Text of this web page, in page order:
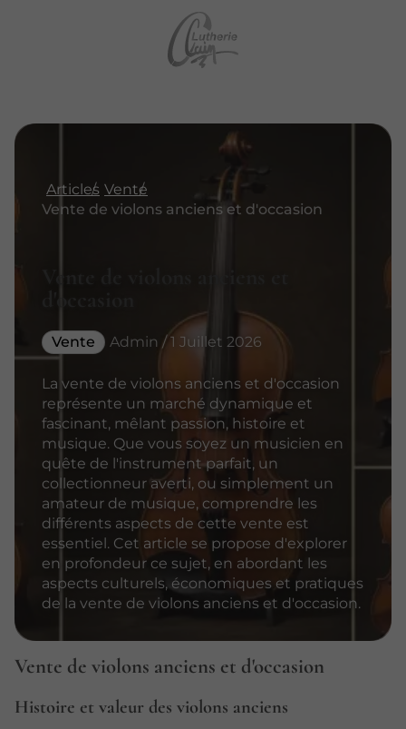
Articles Vente
Vente de violons anciens et d'occasion
Vente de violons anciens et
Vente Admin / 1 Juillet 2026
La vente de violons anciens et d'occasion
représente un marché dynamique et
fascinant, mêlant passion, histoire et
musique. Que vous soyez un musicien en
quête de l'instrument parfait, un
collectionneur averti, ou simplement un
amateur de musique, comprendre les
différents aspects de cette vente est
essentiel. Cet article se propose d'explorer
en profondeur ce sujet, en abordant les
aspects culturels, économiques et pratiques
de la vente de violons anciens et d'occasion.
Vente de violons anciens et d'occasion
Histoire et valeur des violons anciens